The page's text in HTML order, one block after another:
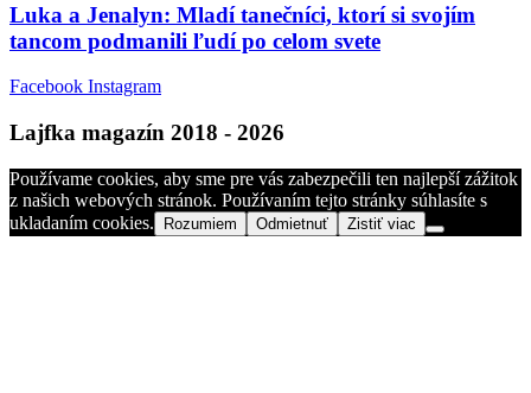
Luka a Jenalyn: Mladí tanečníci, ktorí si svojím
tancom podmanili ľudí po celom svete
Facebook Instagram
Lajfka magazín 2018 - 2026
Používame cookies, aby sme pre vás zabezpečili ten najlepší zážitok
z našich webových stránok. Používaním tejto stránky súhlasíte s
ukladaním cookies.
Rozumiem Odmietnuť Zistiť viac